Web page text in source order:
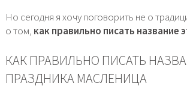
Но сегодня я хочу поговорить не о
о том, как правильно писать название
КАК ПРАВИЛЬНО ПИСАТЬ
ПРАЗДНИКА МАСЛЕНИЦА